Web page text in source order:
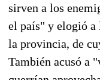
sirven a los
el país" y elogió a
la provincia, de
También acusó a